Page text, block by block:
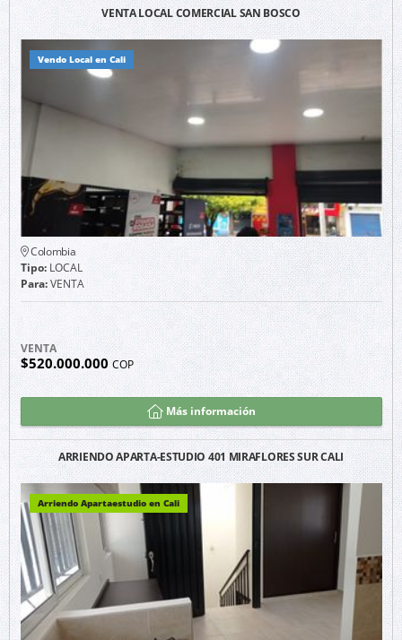
VENTA LOCAL COMERCIAL SAN BOSCO
Vendo Local en Cali
Colombia
Tipo:LOCAL
Para:VENTA
VENTA
$520.000.000COP
Más información
ARRIENDO APARTA-ESTUDIO 401 MIRAFLORES SUR CALI
Arriendo Apartaestudio en Cali